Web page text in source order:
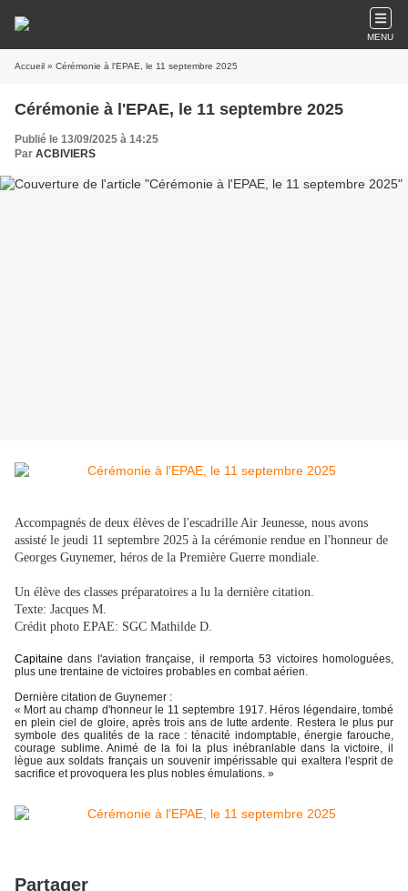
MENU
Accueil » Cérémonie à l'EPAE, le 11 septembre 2025
Cérémonie à l'EPAE, le 11 septembre 2025
Publié le 13/09/2025 à 14:25
Par ACBIVIERS
Accompagnés de deux élèves de l'escadrille Air Jeunesse, nous avons
assisté le jeudi 11 septembre 2025 à la cérémonie rendue en l'honneur de
Georges Guynemer, héros de la Première Guerre mondiale.
Un élève des classes préparatoires a lu la dernière citation.
Texte: Jacques M.
Crédit photo EPAE: SGC Mathilde D.
Capitaine dans l'aviation française, il remporta 53 victoires homologuées,
plus une trentaine de victoires probables en combat aérien.
Dernière citation de Guynemer :
« Mort au champ d'honneur le 11 septembre 1917. Héros légendaire, tombé
en plein ciel de gloire, après trois ans de lutte ardente. Restera le plus pur
symbole des qualités de la race : ténacité indomptable, énergie farouche,
courage sublime. Animé de la foi la plus inébranlable dans la victoire, il
lègue aux soldats français un souvenir impérissable qui exaltera l'esprit de
sacrifice et provoquera les plus nobles émulations. »
Partager